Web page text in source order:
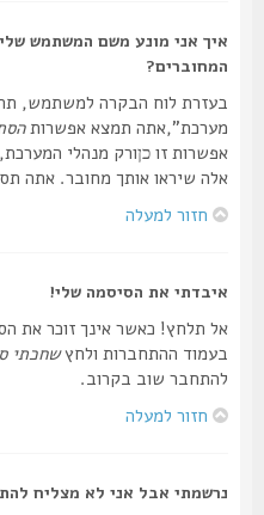
איך אני מונע משם המשתמש שלי
המחוברים?
בעזרת לוח הבקרה למשתמש, תחת
מערכת”,אתה תמצא אפשרותהסתר
אפשרות זוכןורק מנהלי המערכת,
אלה שיראו אותך מחובר. אתה
חזור למעלה
איבדתי את הסיסמה שלי!
אל תלחץ! כאשר אינך זוכר את
בעמוד ההתחברות ולחץשחכתי
להתחבר שוב בקרוב.
חזור למעלה
נרשמתי אבל אני לא מצליח להתחבר!